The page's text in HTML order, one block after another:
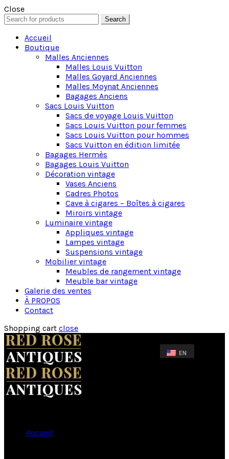
Close
Search
for:
Search
Accueil
Boutique
Malles Anciennes
Malles Louis Vuitton
Malles Goyard Anciennes
Malles Moynat Anciennes
Bagages Anciens
Sacs Louis Vuitton
Sacs de voyage Louis Vuitton
Sacs Louis Vuitton pour femmes
Sacs Louis Vuitton pour hommes
Sacs Vuitton en édition limitée
Bagages Hermès
Bagages Louis Vuitton
Décoration vintage
Vases Anciens
Cadres Photos
Cave à cigares – Boîtes à cigares
Miroirs vintage
Luminaire vintage
Appliques vintage
Lampes vintage
Suspensions vintage
Mobilier vintage
Meubles de rangement vintage
Meuble bar vintage
Galerie des ventes
À PROPOS
Contact
Shopping cart close
Accueil